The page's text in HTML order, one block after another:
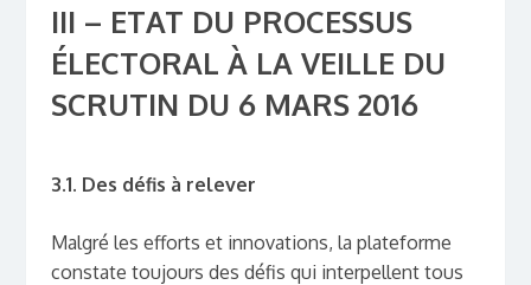
III – ETAT DU PROCESSUS
ÉLECTORAL À LA VEILLE DU
SCRUTIN DU 6 MARS 2016
3.1. Des défis à relever
Malgré les efforts et innovations, la plateforme
constate toujours des défis qui interpellent tous